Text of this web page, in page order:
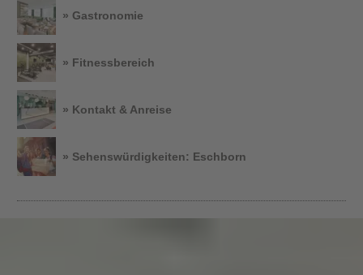
» Gastronomie
» Fitnessbereich
» Kontakt & Anreise
» Sehenswürdigkeiten: Eschborn